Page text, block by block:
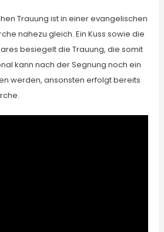
Trauung ist in einer evangelischen
nahezu gleich. Ein Kuss sowie die
besiegelt die Trauung, die somit
kann nach der Segnung noch ein
werden, ansonsten erfolgt bereits